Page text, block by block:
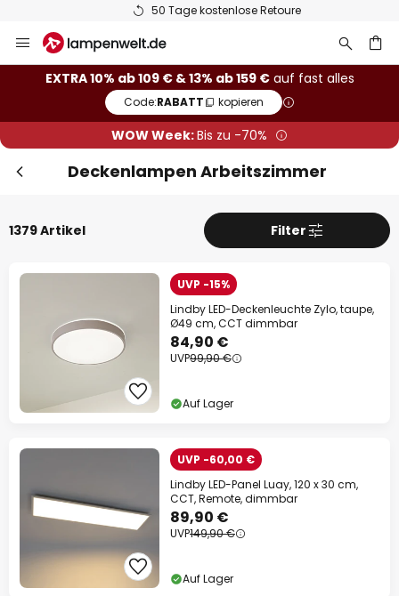
50 Tage kostenlose Retoure
Inhalt
springen
EXTRA 10% ab 109 € & 13% ab 159 €auf fast alles
Code:RABATT kopieren
WOW Week:Bis zu -70%
Deckenlampen Arbeitszimmer
1379 Artikel Filter
UVP -15%
Lindby LED-Deckenleuchte Zylo, taupe,
Ø49 cm, CCT dimmbar
84,90 €
UVP99,90 €
Auf Lager
UVP -60,00 €
Lindby LED-Panel Luay, 120 x 30 cm,
CCT, Remote, dimmbar
89,90 €
UVP149,90 €
Auf Lager
Extra-Rabatt
10% Rabattab 109 €
13% Rabattab 159 €
RABATT
Jetzt einlösen
*Ausgenommene Hersteller